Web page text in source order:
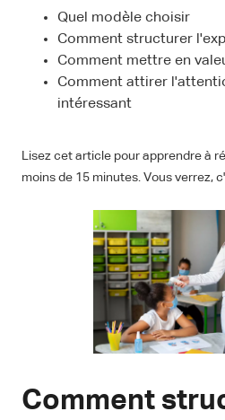
Quel modèle choisir
Comment structurer
Comment mettre en
Comment attirer
intéressant
Lisez cet article pour apprendre à
moins de 15 minutes. Vous verrez,
Comment